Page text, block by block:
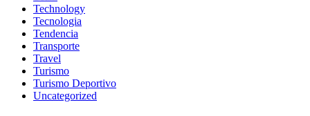
Technology
Tecnologia
Tendencia
Transporte
Travel
Turismo
Turismo Deportivo
Uncategorized